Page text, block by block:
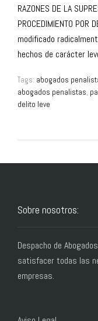
RAZONES DE LA
PROCEDIMIENTO
modificado
hechos de carácter
Tags: abogados
abogados penalistas,
delito leve
Sobre nosotros:
Despacho de
satisfacer todas las
empresas.